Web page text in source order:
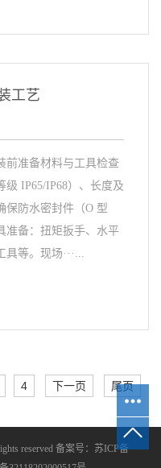
工艺
前准备材料与工具检查
IP65/IP68）、长度及
保防水密封件（O 型
准备：扭矩扳手、水平
等。现场···...
4 下一页 尾页
reserved 备案号： 苏ICP备